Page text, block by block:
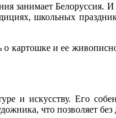
занимает Белоруссия.
школьных
о картошке и ее
и искусству. Его
что позволяет